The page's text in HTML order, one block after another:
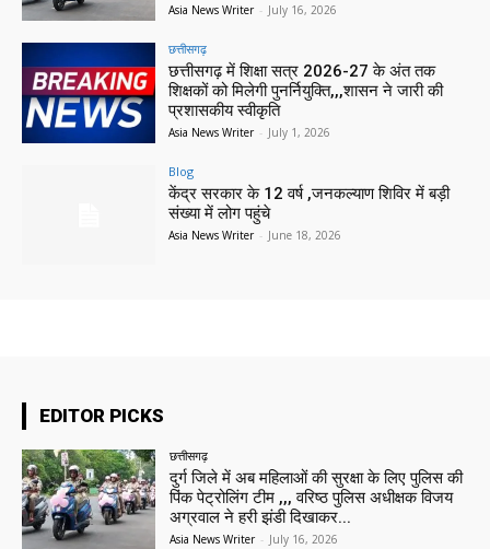
Asia News Writer - July 16, 2026
छत्तीसगढ़
छत्तीसगढ़ में शिक्षा सत्र 2026-27 के अंत तक
शिक्षकों को मिलेगी पुनर्नियुक्ति,,,शासन ने जारी की
प्रशासकीय स्वीकृति
Asia News Writer - July 1, 2026
Blog
केंद्र सरकार के 12 वर्ष ,जनकल्याण शिविर में बड़ी
संख्या में लोग पहुंचे
Asia News Writer - June 18, 2026
EDITOR PICKS
छत्तीसगढ़
दुर्ग जिले में अब महिलाओं की सुरक्षा के लिए पुलिस की
पिंक पेट्रोलिंग टीम ,,, वरिष्ठ पुलिस अधीक्षक विजय
अग्रवाल ने हरी झंडी दिखाकर...
Asia News Writer - July 16, 2026